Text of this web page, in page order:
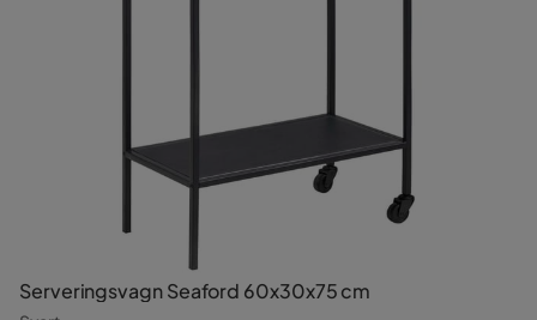
Serveringsvagn Seaford 60x30x75 cm